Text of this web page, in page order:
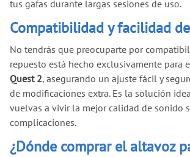
tus gafas durante largas sesiones de uso.
Compatibilidad y facilidad
No tendrás que preocuparte por
repuesto está hecho exclusivamente para
Quest 2, asegurando un ajuste fácil y
de modificaciones extra. Es la solución
vuelvas a vivir la mejor calidad de sonido
complicaciones.
¿Dónde comprar el altavoz